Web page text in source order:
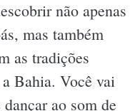
não apenas
mas também
as tradições
Bahia. Você vai
ao som de